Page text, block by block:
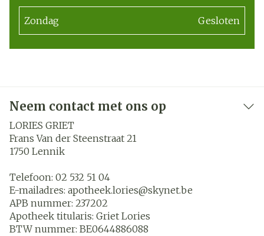
Zondag Gesloten
Neem contact met ons op
LORIES GRIET
Frans Van der Steenstraat 21
1750 Lennik
Telefoon: 02 532 51 04
E-mailadres: apotheek.lories@skynet.be
APB nummer: 237202
Apotheek titularis: Griet Lories
BTW nummer: BE0644886088